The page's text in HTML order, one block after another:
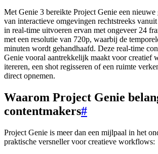
Met Genie 3 bereikte Project Genie een nieuwe
van interactieve omgevingen rechtstreeks
in real-time uitvoeren ervan met ongeveer 24
met een resolutie van 720p, waarbij de
minuten wordt gehandhaafd. Deze real-time
Genie vooral aantrekkelijk maakt voor
itereren, een shot regisseren of een ruimte
direct opnemen.
Waarom Project Genie
contentmakers#
Project Genie is meer dan een mijlpaal in het
praktische versneller voor creatieve workflows: